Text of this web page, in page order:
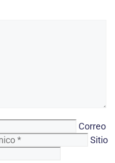
Correo
Sitio